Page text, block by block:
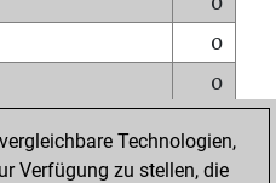
0
0
0
Technologien,
Verfügung zu stellen, die